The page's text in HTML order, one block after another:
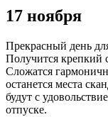
17 ноября
Прекрасный день
Получится крепкий
Сложатся
останется места
будут с
отпуске.